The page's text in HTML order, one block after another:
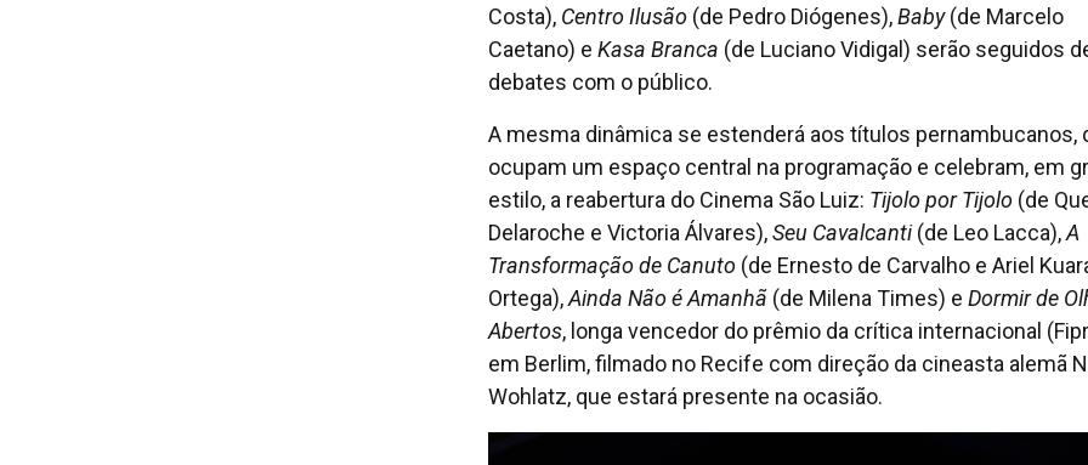
Costa), Centro Ilusão (de Pedro Diógenes),Baby(de Marcelo
Caetano) e Kasa Branca (de Luciano Vidigal) serão seguidos
debates com o público.
A mesma dinâmica se estenderá aos títulos pernambucanos,
ocupam um espaço central na programação e celebram, em
estilo, a reabertura do Cinema São Luiz: Tijolo por Tijolo (de
Delaroche e Victoria Álvares),Seu Cavalcanti(de Leo Lacca),A
Transformação de Canuto (de Ernesto de Carvalho e Ariel
Ortega),Ainda Não é Amanhã (de Milena Times) e Dormir de
Abertos, longa vencedor do prêmio da crítica internacional
em Berlim, filmado no Recife com direção da cineasta alemã
Wohlatz, que estará presente na ocasião.